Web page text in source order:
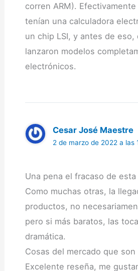
corren ARM). Efectivamente
tenían una calculadora
un chip LSI, y antes de eso,
lanzaron modelos
electrónicos.
Cesar José Maestre
2 de marzo de 2022 a las
Una pena el fracaso de esta
Como muchas otras, la
productos, no
pero si más baratos, las
dramática.
Cosas del mercado que
Excelente reseña, me